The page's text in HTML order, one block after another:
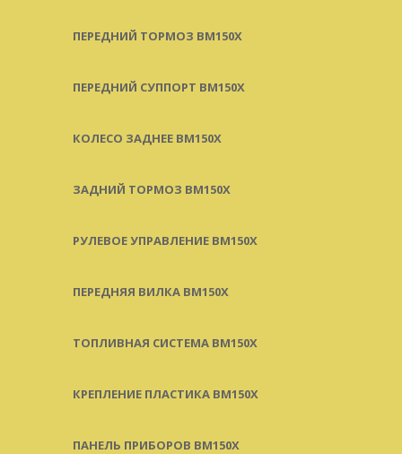
ПЕРЕДНИЙ ТОРМОЗ BM150X
ПЕРЕДНИЙ СУППОРТ BM150X
КОЛЕСО ЗАДНЕЕ BM150X
ЗАДНИЙ ТОРМОЗ BM150X
РУЛЕВОЕ УПРАВЛЕНИЕ BM150X
ПЕРЕДНЯЯ ВИЛКА BM150X
ТОПЛИВНАЯ СИСТЕМА BM150X
КРЕПЛЕНИЕ ПЛАСТИКА BM150X
ПАНЕЛЬ ПРИБОРОВ BM150X